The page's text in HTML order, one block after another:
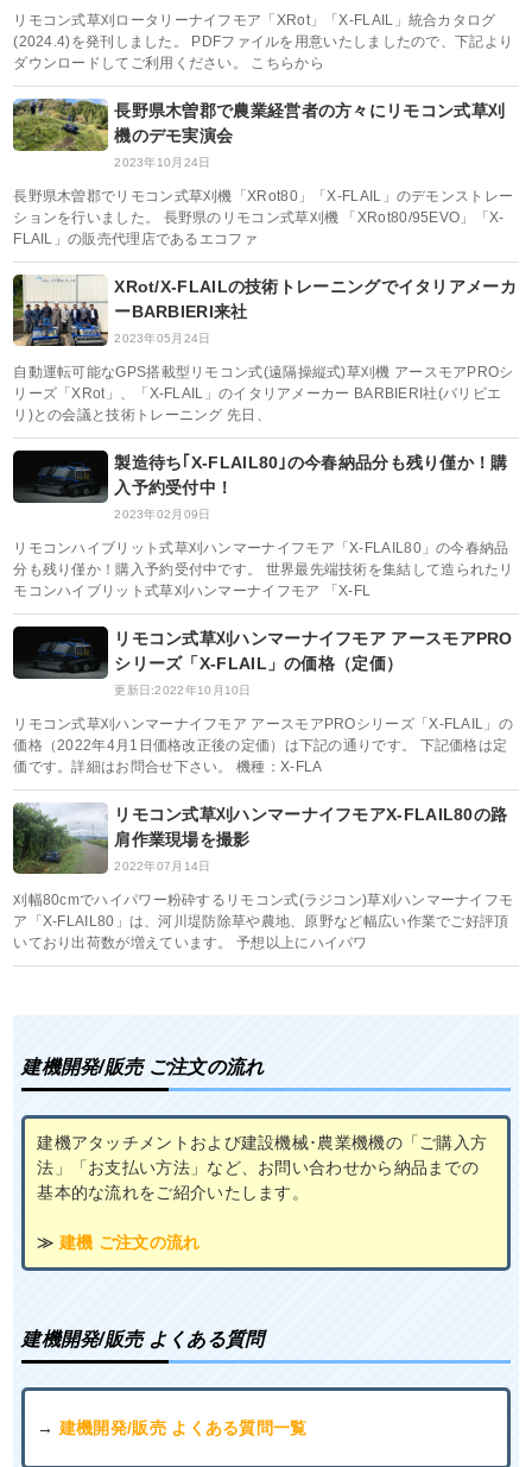
リモコン式草刈ロータリーナイフモア「XRot」「X-FLAIL」統合カタログ
(2024.4)を発刊しました。 PDFファイルを用意いたしましたので、下記より
ダウンロードしてご利用ください。 こちらから
長野県木曽郡で農業経営者の方々にリモコン式草刈
機のデモ実演会
2023年10月24日
長野県木曽郡でリモコン式草刈機「XRot80」「X-FLAIL」のデモンストレー
ションを行いました。 長野県のリモコン式草刈機 「XRot80/95EVO」「X-
FLAIL」の販売代理店であるエコファ
XRot/X-FLAILの技術トレーニングでイタリアメーカ
ーBARBIERI来社
2023年05月24日
自動運転可能なGPS搭載型リモコン式(遠隔操縦式)草刈機 アースモアPROシ
リーズ「XRot」、「X-FLAIL」のイタリアメーカー BARBIERI社(バリビエ
リ)との会議と技術トレーニング 先日、
製造待ち｢X-FLAIL80｣の今春納品分も残り僅か！購
入予約受付中！
2023年02月09日
リモコンハイブリット式草刈ハンマーナイフモア「X-FLAIL80」の今春納品
分も残り僅か！購入予約受付中です。 世界最先端技術を集結して造られたリ
モコンハイブリット式草刈ハンマーナイフモア 「X-FL
リモコン式草刈ハンマーナイフモア アースモアPRO
シリーズ「X-FLAIL」の価格（定価）
更新日:2022年10月10日
リモコン式草刈ハンマーナイフモア アースモアPROシリーズ「X-FLAIL」の
価格（2022年4月1日価格改正後の定価）は下記の通りです。 下記価格は定
価です。詳細はお問合せ下さい。 機種：X-FLA
リモコン式草刈ハンマーナイフモアX-FLAIL80の路
肩作業現場を撮影
2022年07月14日
刈幅80cmでハイパワー粉砕するリモコン式(ラジコン)草刈ハンマーナイフモ
ア「X-FLAIL80」は、河川堤防除草や農地、原野など幅広い作業でご好評頂
いており出荷数が増えています。 予想以上にハイパワ
建機開発/販売 ご注文の流れ
建機アタッチメントおよび建設機械･農業機機の「ご購入方
法」「お支払い方法」など、お問い合わせから納品までの
基本的な流れをご紹介いたします。
≫ 建機 ご注文の流れ
建機開発/販売 よくある質問
→ 建機開発/販売 よくある質問一覧